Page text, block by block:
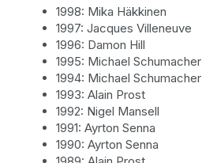
1998: Mika Häkkinen
1997: Jacques Villeneuve
1996: Damon Hill
1995: Michael Schumacher
1994: Michael Schumacher
1993: Alain Prost
1992: Nigel Mansell
1991: Ayrton Senna
1990: Ayrton Senna